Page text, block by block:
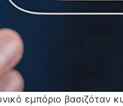
εμπόριο βασιζόταν